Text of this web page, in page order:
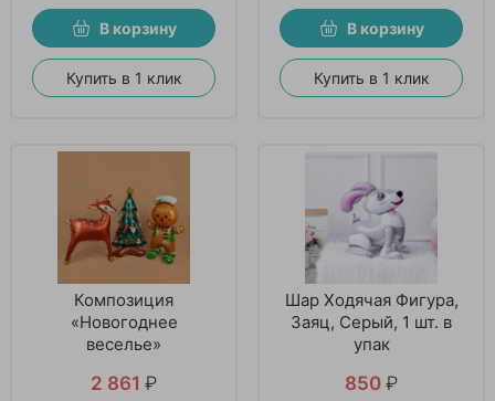
В корзину
Купить в 1 клик
В корзину
Купить в 1 клик
Композиция
«Новогоднее
веселье»
2 861 ₽
Шар Ходячая Фигура,
Заяц, Серый, 1 шт. в
упак
850 ₽